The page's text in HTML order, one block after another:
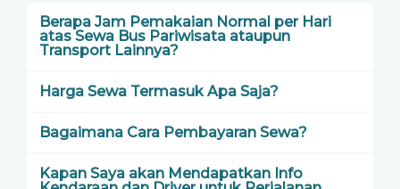
Berapa Jam Pemakaian Normal per Hari
atas Sewa Bus Pariwisata ataupun
Transport Lainnya?
Harga Sewa Termasuk Apa Saja?
Bagaimana Cara Pembayaran Sewa?
Kapan Saya akan Mendapatkan Info